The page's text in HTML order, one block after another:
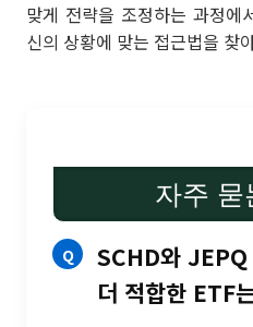
맞게 전략을 조정하는 과정에
신의 상황에 맞는 접근법을 찾
자주 묻
SCHD와 JEPQ
더 적합한 ETF